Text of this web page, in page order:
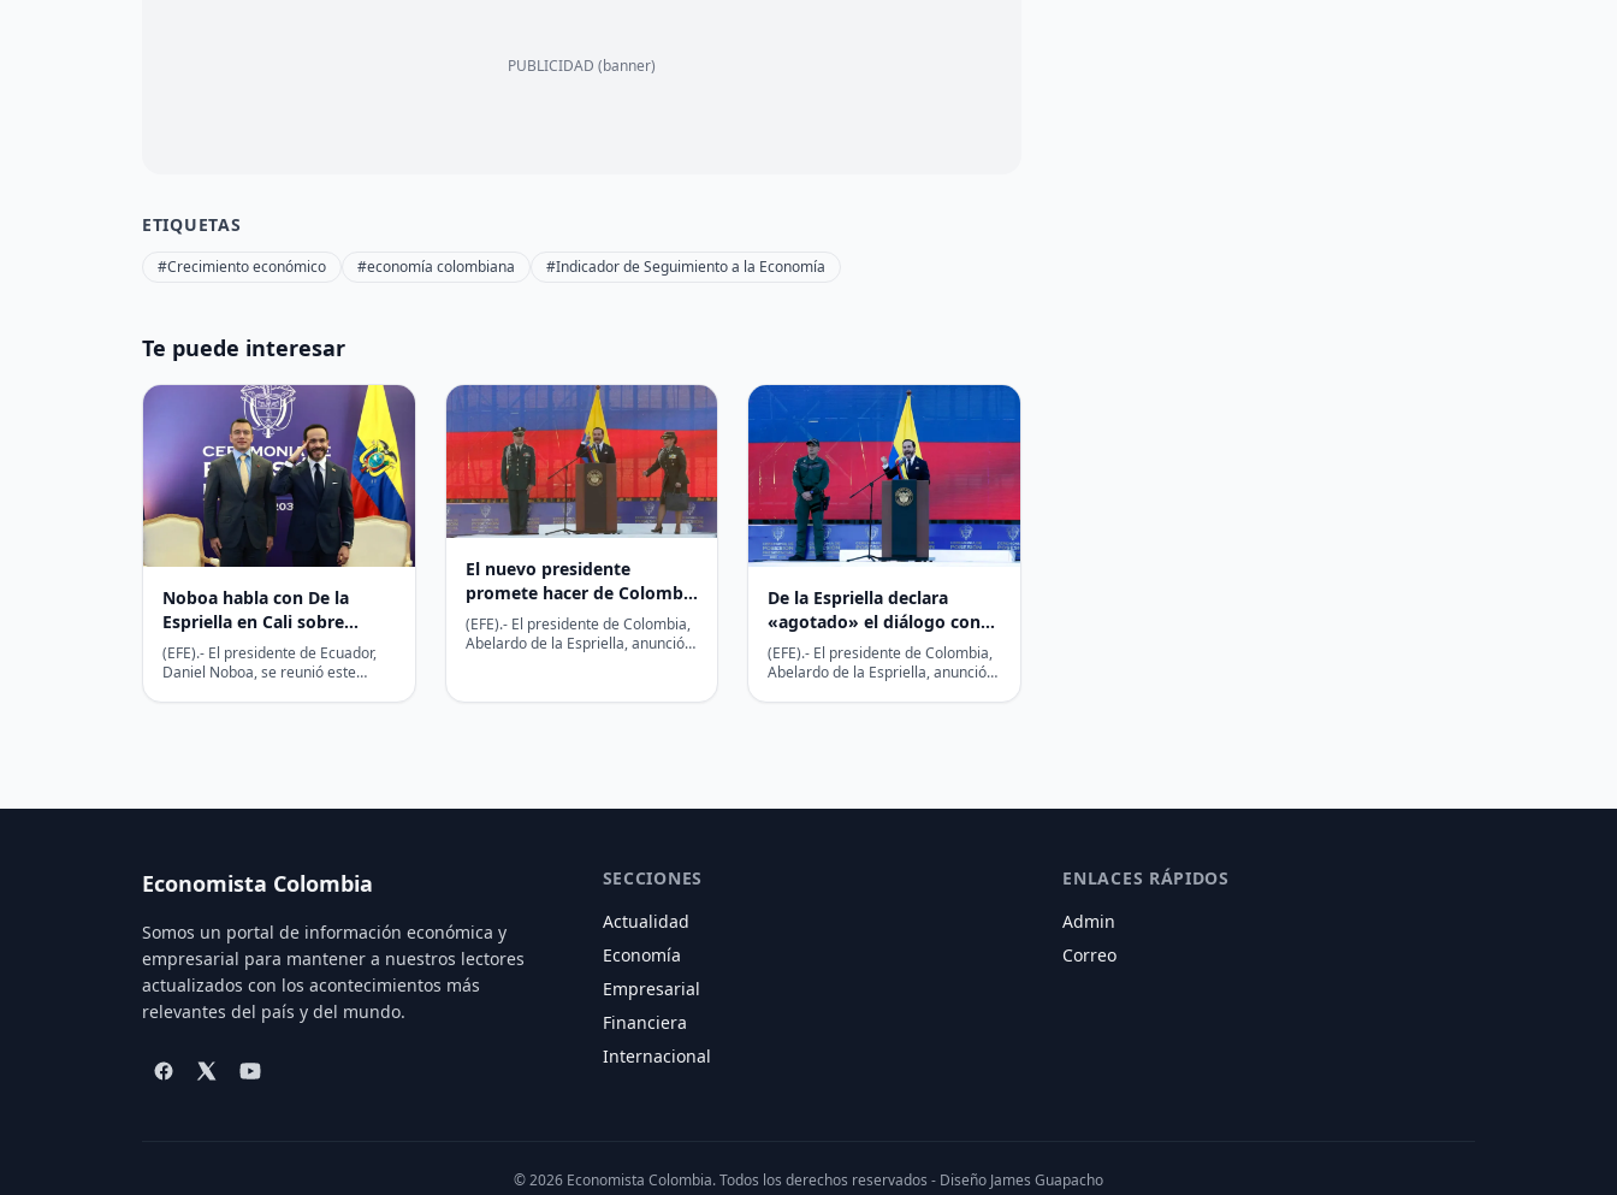
PUBLICIDAD (banner)
ETIQUETAS
#Crecimiento económico #economía colombiana #Indicador de Seguimiento a la Economía
Te puede interesar
Noboa habla con De la
Espriella en Cali sobre
seguridad fronteriza,
comercio y energía
(EFE).- El presidente de Ecuador,
Daniel Noboa, se reunió este
El nuevo presidente
promete hacer de Colombia
un país seguro para invertir
(EFE).- El presidente de Colombia,
Abelardo de la Espriella, anunció
De la Espriella declara
«agotado» el diálogo con
grupos armados ilegales de
Colombia
(EFE).- El presidente de Colombia,
Abelardo de la Espriella, anunció
Economista Colombia
Somos un portal de información económica y
empresarial para mantener a nuestros lectores
actualizados con los acontecimientos más
relevantes del país y del mundo.
SECCIONES
Actualidad
Economía
Empresarial
Financiera
Internacional
ENLACES RÁPIDOS
Admin
Correo
© 2026 Economista Colombia. Todos los derechos reservados - Diseño James Guapacho